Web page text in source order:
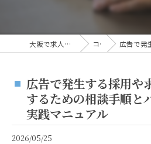
大阪で求人広告なら株式会社AOA コラム 広告で発生する採用や
広告で発生する採用や
するための相談手順と
実践マニュアル
2026/05/25